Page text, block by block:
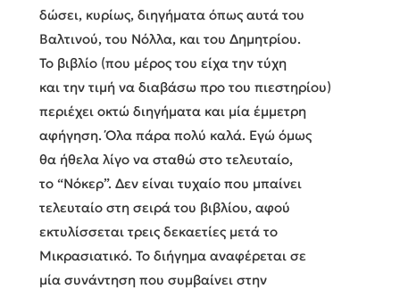
δώσει, κυρίως, διηγήματα όπως αυτά του
Βαλτινού, του Νόλλα, και του Δημητρίου.
Το βιβλίο (που μέρος του είχα την τύχη
και την τιμή να διαβάσω προ του πιεστηρίου)
περιέχει οκτώ διηγήματα και μία έμμετρη
αφήγηση. Όλα πάρα πολύ καλά. Εγώ όμως
θα ήθελα λίγο να σταθώ στο τελευταίο,
το “Νόκερ”. Δεν είναι τυχαίο που μπαίνει
τελευταίο στη σειρά του βιβλίου, αφού
εκτυλίσσεται τρεις δεκαετίες μετά το
Μικρασιατικό. Το διήγημα αναφέρεται σε
μία συνάντηση που συμβαίνει στην